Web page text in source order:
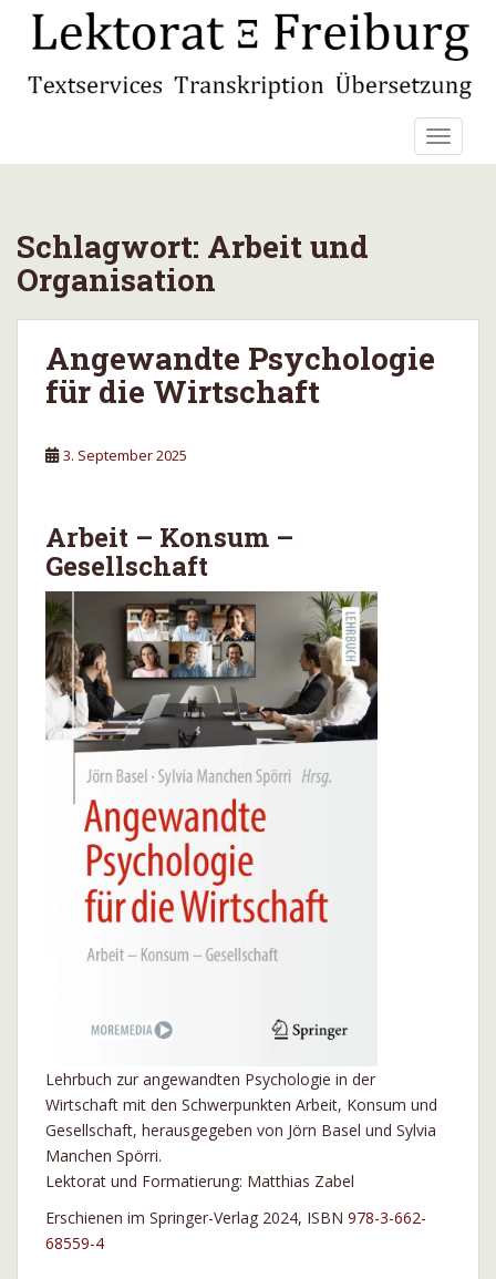
m
Schlagwort: Arbeit und
Organisation
Angewandte Psychologie
für die Wirtschaft
3. September 2025
Arbeit – Konsum –
Gesellschaft
Lehrbuch zur angewandten Psychologie in der
Wirtschaft mit den Schwerpunkten Arbeit, Konsum und
Gesellschaft, herausgegeben von Jörn Basel und Sylvia
Manchen Spörri.
Lektorat und Formatierung: Matthias Zabel
Erschienen im Springer-Verlag 2024, ISBN 978-3-662-
68559-4